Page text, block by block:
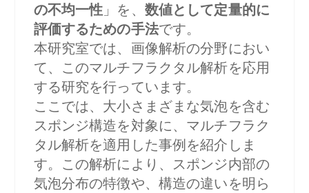
の不均一性 」を、 数値として定量的に
評価するための手法です。
本研究室では、画像解析の分野におい
て、このマルチフラクタル解析を応用
する研究を行っています。
ここでは、大小さまざまな気泡を含む
スポンジ構造を対象に、マルチフラク
タル解析を適用した事例を紹介しま
す。この解析により、スポンジ内部の
気泡分布の特徴や、構造の違いを明ら